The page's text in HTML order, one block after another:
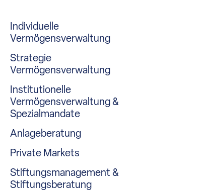
Individuelle
Vermögensverwaltung
Strategie
Vermögensverwaltung
Institutionelle
Vermögensverwaltung &
Spezialmandate
Anlageberatung
Private Markets
Stiftungsmanagement &
Stiftungsberatung